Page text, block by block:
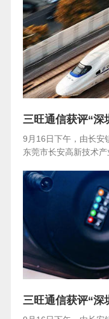
三旺通信获评“深
9月16日下午，由长安
东莞市长安高新技术产
三旺通信获评“深